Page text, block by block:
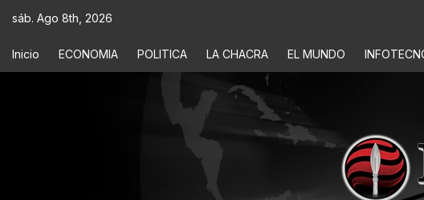
sáb. Ago 8th, 2026
Inicio ECONOMIA POLITICA LA CHACRA EL MUNDO